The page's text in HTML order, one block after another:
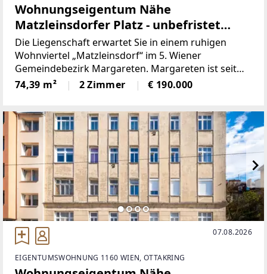
Wohnungseigentum Nähe
Matzleinsdorfer Platz - unbefristet
vermietete
Die Liegenschaft erwartet Sie in einem ruhigen
Wohnviertel „Matzleinsdorf“ im 5. Wiener
Gemeindebezirk Margareten. Margareten ist seit
dem Jahr 1850 Teil Wiens und seit 1861 der 5. Wiener
Gemeindebezirk. Er liegt innerhalb des Gürtels, der
74,39 m² 2 Zimmer € 190.000
07.08.2026
EIGENTUMSWOHNUNG 1160 WIEN, OTTAKRING